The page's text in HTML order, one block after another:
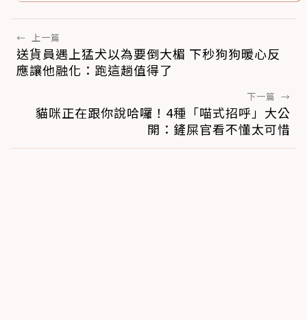
← 上一篇
送貨員遇上猛犬以為要倒大楣 下秒狗狗暖心反
應讓他融化：跑這趟值得了
下一篇 →
貓咪正在跟你說哈囉！4種「喵式招呼」大公
開：鏟屎官看不懂太可惜